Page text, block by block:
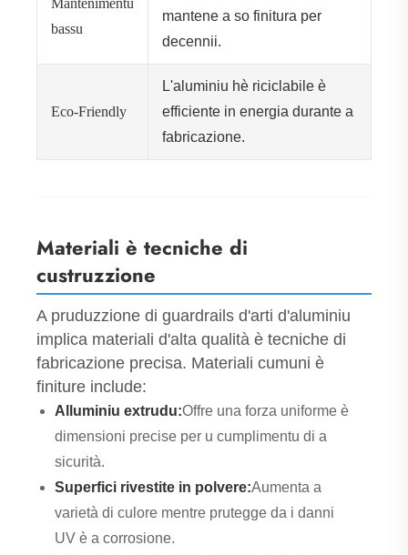
Mantenimentu
bassu
mantene a so finitura per
decennii.
Eco-Friendly
L'aluminiu hè riciclabile è
efficiente in energia durante a
fabricazione.
Materiali è tecniche di
custruzzione
A pruduzzione di guardrails d'arti d'aluminiu
implica materiali d'alta qualità è tecniche di
fabricazione precisa. Materiali cumuni è
finiture include:
Alluminiu extrudu:Offre una forza uniforme è
dimensioni precise per u cumplimentu di a
sicurità.
Superfici rivestite in polvere:Aumenta a
varietà di culore mentre prutegge da i danni
UV è a corrosione.